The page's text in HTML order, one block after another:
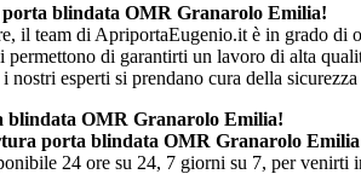
blindata OMR Granarolo Emilia!
il team di ApriportaEugenio.it è in grado di
permettono di garantirti un lavoro di alta
nostri esperti si prendano cura della sicurezza
blindata OMR Granarolo Emilia!
porta blindata OMR Granarolo Emilia
24 ore su 24, 7 giorni su 7, per venirti